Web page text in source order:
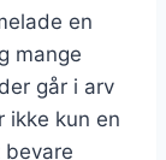
en
mange
går i arv
ikke kun en
bevare